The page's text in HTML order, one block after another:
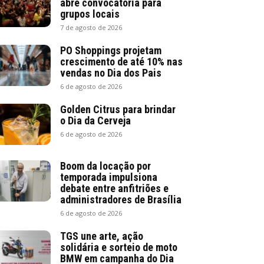
grupos locais
7 de agosto de 2026
PO Shoppings projetam
crescimento de até 10% nas
vendas no Dia dos Pais
6 de agosto de 2026
Golden Citrus para brindar
o Dia da Cerveja
6 de agosto de 2026
Boom da locação por
temporada impulsiona
debate entre anfitriões e
administradores de Brasília
6 de agosto de 2026
TGS une arte, ação
solidária e sorteio de moto
BMW em campanha do Dia